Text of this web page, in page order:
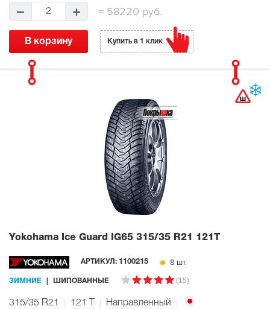
2 =58220 руб.
В корзину Купить в 1 клик
Yokohama Ice Guard IG65 315/35 R21 121T
АРТИКУЛ: 1100215 8 шт.
ЗИМНИЕ ШИПОВАННЫЕ (15)
315/35 R21 121 Направленный